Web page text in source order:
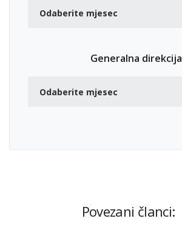
Generalna direkcija
Povezani članci: